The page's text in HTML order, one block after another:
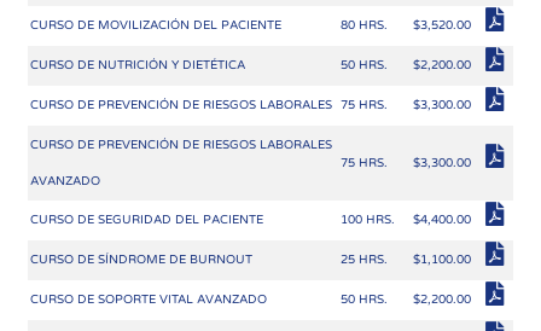
CURSO DE MOVILIZACIÓN DEL PACIENTE 80 HRS. $3,520.00
CURSO DE NUTRICIÓN Y DIETÉTICA 50 HRS. $2,200.00
CURSO DE PREVENCIÓN DE RIESGOS LABORALES 75 HRS. $3,300.00
CURSO DE PREVENCIÓN DE RIESGOS LABORALES
AVANZADO
75 HRS. $3,300.00
CURSO DE SEGURIDAD DEL PACIENTE 100 HRS. $4,400.00
CURSO DE SÍNDROME DE BURNOUT 25 HRS. $1,100.00
CURSO DE SOPORTE VITAL AVANZADO 50 HRS. $2,200.00